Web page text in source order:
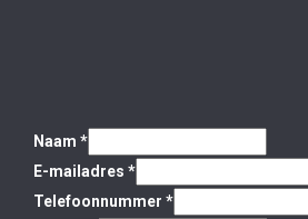
Naam *
E-mailadres *
Telefoonnummer *